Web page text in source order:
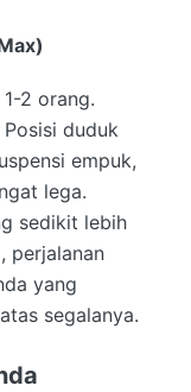
2 orang.
Posisi duduk
empuk,
lega.
sedikit lebih
perjalanan
yang
segalanya.